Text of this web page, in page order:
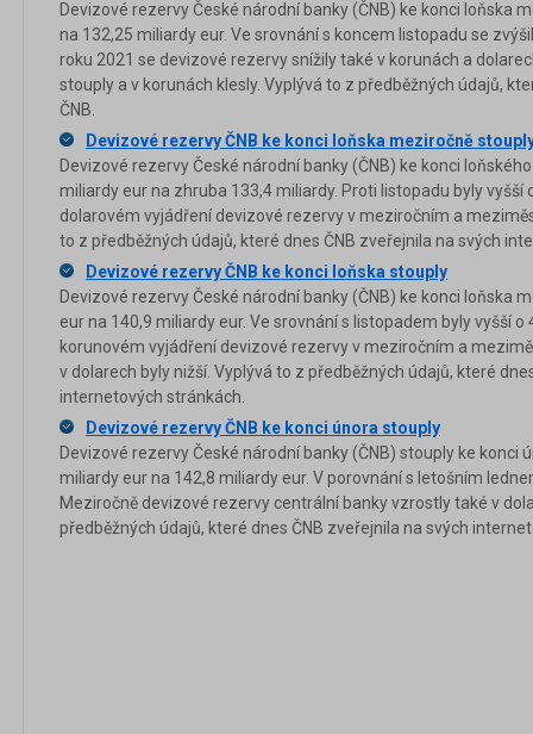
Devizové rezervy České národní banky (ČNB) ke konci loňska
na 132,25 miliardy eur. Ve srovnání s koncem listopadu se
roku 2021 se devizové rezervy snížily také v korunách a
stouply a v korunách klesly. Vyplývá to z předběžných údajů,
ČNB.
Devizové rezervy ČNB ke konci loňska meziročně
Devizové rezervy České národní banky (ČNB) ke konci
miliardy eur na zhruba 133,4 miliardy. Proti listopadu byly vyšší
dolarovém vyjádření devizové rezervy v meziročním a
to z předběžných údajů, které dnes ČNB zveřejnila na svých
Devizové rezervy ČNB ke konci loňska stouply
Devizové rezervy České národní banky (ČNB) ke konci loňska
eur na 140,9 miliardy eur. Ve srovnání s listopadem byly vyšší o
korunovém vyjádření devizové rezervy v meziročním a
v dolarech byly nižší. Vyplývá to z předběžných údajů, které
internetových stránkách.
Devizové rezervy ČNB ke konci února stouply
Devizové rezervy České národní banky (ČNB) stouply ke konci
miliardy eur na 142,8 miliardy eur. V porovnání s letošním
Meziročně devizové rezervy centrální banky vzrostly také v
předběžných údajů, které dnes ČNB zveřejnila na svých